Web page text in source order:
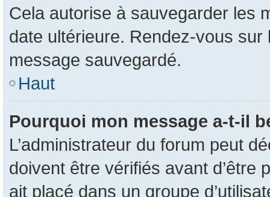
Cela autorise à sauvegarder les
date ultérieure. Rendez-vous sur
message sauvegardé.
Haut
Pourquoi mon message a-t-il
L’administrateur du forum peut
doivent être vérifiés avant d’être
ait placé dans un groupe